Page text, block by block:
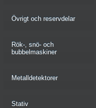
Övrigt och reservdelar
Rök-, snö- och
bubbelmaskiner
Metalldetektorer
Stativ